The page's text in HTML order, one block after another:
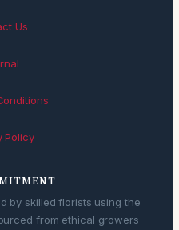
Us
Policy
by skilled florists using the
from ethical growers